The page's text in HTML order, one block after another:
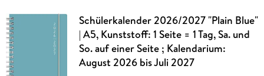
Schülerkalender 2026/2027 "Plain Blue"
| A5, Kunststoff: 1 Seite = 1 Tag, Sa. und
So. auf einer Seite ; Kalendarium:
August 2026 bis Juli 2027